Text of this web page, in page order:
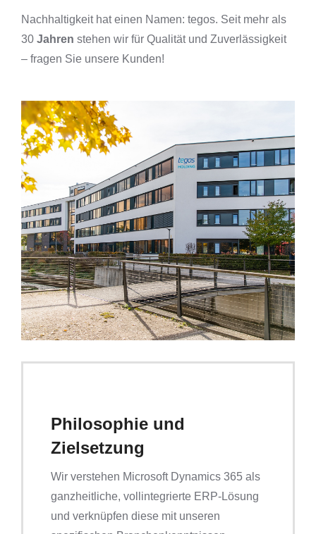
Nachhaltigkeit hat einen Namen: tegos. Seit mehr als
30 Jahren stehen wir für Qualität und Zuverlässigkeit
– fragen Sie unsere Kunden!
Philosophie und
Zielsetzung
Wir verstehen Microsoft Dynamics 365 als
ganzheitliche, vollintegrierte ERP-Lösung
und verknüpfen diese mit unseren